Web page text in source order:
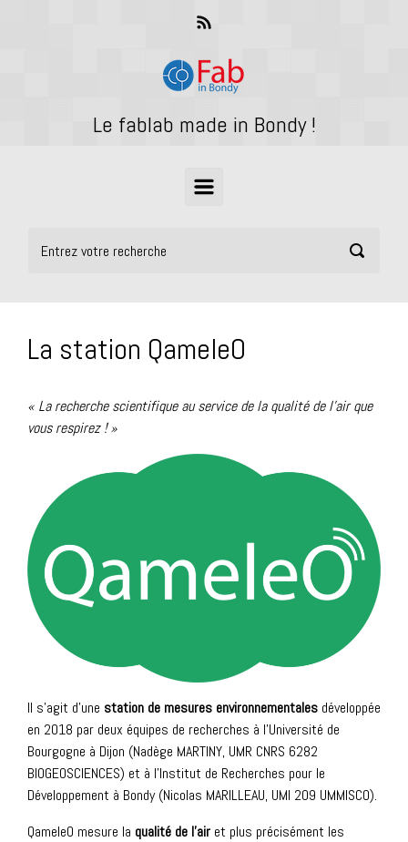
Le fablab made in Bondy !
La station QameleO
« La recherche scientifique au service de la qualité de l’air que
vous respirez ! »
Il s’agit d’une station de mesures environnementales développée
en 2018 par deux équipes de recherches à l’Université de
Bourgogne à Dijon (Nadège MARTINY, UMR CNRS 6282
BIOGEOSCIENCES) et à l’Institut de Recherches pour le
Développement à Bondy (Nicolas MARILLEAU, UMI 209 UMMISCO).
QameleO mesure la qualité de l’air et plus précisément les